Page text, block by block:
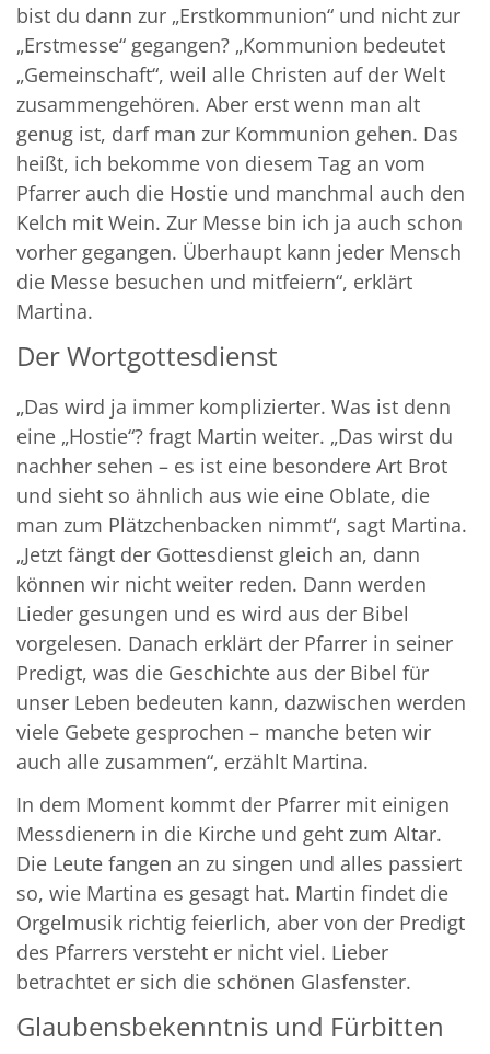
bist du dann zur „Erstkommunion“ und nicht zur
„Erstmesse“ gegangen? „Kommunion bedeutet
„Gemeinschaft“, weil alle Christen auf der Welt
zusammengehören. Aber erst wenn man alt
genug ist, darf man zur Kommunion gehen. Das
heißt, ich bekomme von diesem Tag an vom
Pfarrer auch die Hostie und manchmal auch den
Kelch mit Wein. Zur Messe bin ich ja auch schon
vorher gegangen. Überhaupt kann jeder Mensch
die Messe besuchen und mitfeiern“, erklärt
Martina.
Der Wortgottesdienst
„Das wird ja immer komplizierter. Was ist denn
eine „Hostie“? fragt Martin weiter. „Das wirst du
nachher sehen – es ist eine besondere Art Brot
und sieht so ähnlich aus wie eine Oblate, die
man zum Plätzchenbacken nimmt“, sagt Martina.
„Jetzt fängt der Gottesdienst gleich an, dann
können wir nicht weiter reden. Dann werden
Lieder gesungen und es wird aus der Bibel
vorgelesen. Danach erklärt der Pfarrer in seiner
Predigt, was die Geschichte aus der Bibel für
unser Leben bedeuten kann, dazwischen werden
viele Gebete gesprochen – manche beten wir
auch alle zusammen“, erzählt Martina.
In dem Moment kommt der Pfarrer mit einigen
Messdienern in die Kirche und geht zum Altar.
Die Leute fangen an zu singen und alles passiert
so, wie Martina es gesagt hat. Martin findet die
Orgelmusik richtig feierlich, aber von der Predigt
des Pfarrers versteht er nicht viel. Lieber
betrachtet er sich die schönen Glasfenster.
Glaubensbekenntnis und Fürbitten